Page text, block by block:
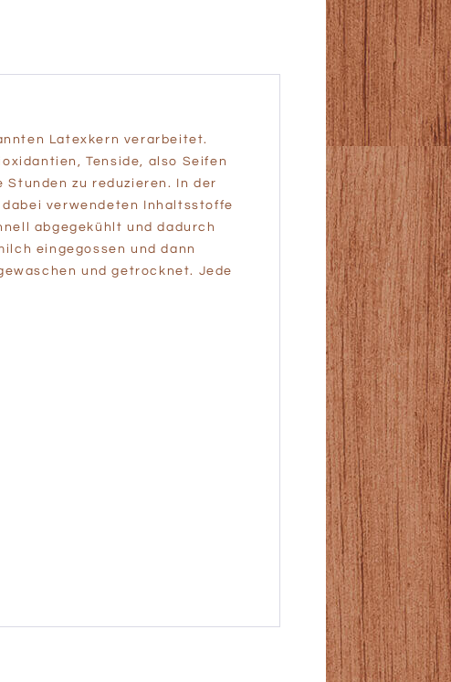
Latexkern verarbeitet.
Tenside, also Seifen
zu reduzieren. In der
verwendeten Inhaltsstoffe
abgegekühlt und dadurch
eingegossen und dann
und getrocknet. Jede